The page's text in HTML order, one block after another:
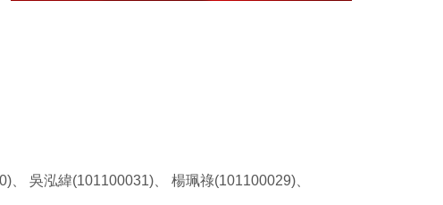
吳泓緯(101100031)、 楊珮祿(101100029)、